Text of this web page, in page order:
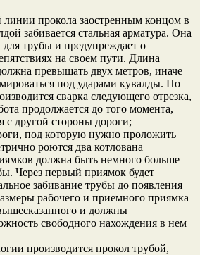
прокола заостренным концом в
забивается стальная арматура. Она
трубы и предупреждает о
на своем пути. Длина
превышать двух метров, иначе
под ударами кувалды. По
сварка следующего отрезка,
продолжается до того момента,
с другой стороны дороги;
под которую нужно проложить
роются два котлована
должна быть немного больше
Через первый приямок будет
забивание трубы до появления
рабочего и приемного приямка
и должны
свободного нахождения в нем
производится прокол трубой,